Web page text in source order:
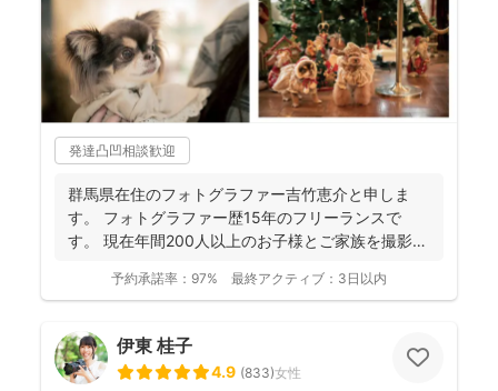
発達凸凹相談歓迎
群馬県在住のフォトグラファー吉竹恵介と申しま
す。 フォトグラファー歴15年のフリーランスで
す。 現在年間200人以上のお子様とご家族を撮影し
予約承諾率： 97% 最終アクティブ： 3日以内
伊東 桂子
4.9 (833)女性